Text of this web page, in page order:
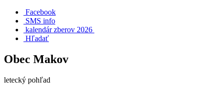
Facebook
SMS info
​ kalendár zberov 2026
Hľadať
Obec Makov
letecký pohľad